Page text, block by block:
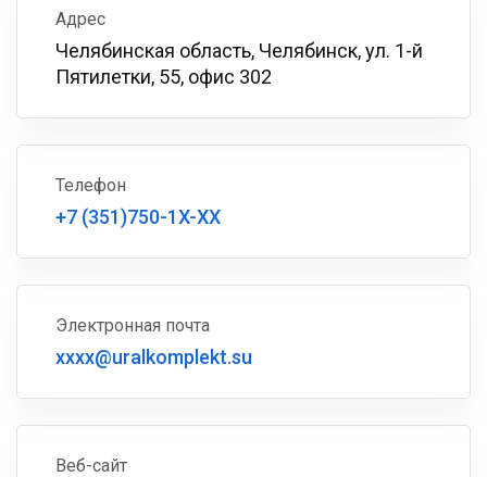
Адрес
Челябинская область, Челябинск, ул. 1-й
Пятилетки, 55, офис 302
Телефон
+7 (351)750-1X-XX
Электронная почта
xxxx@uralkomplekt.su
Веб-сайт